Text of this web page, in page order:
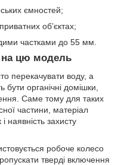
ємностей;
об’єктах;
частками до 55 мм.
на цю модель
перекачувати воду, а
органічні домішки,
Саме тому для таких
частини, матеріал
наявність захисту
робоче колесо
тверді включення